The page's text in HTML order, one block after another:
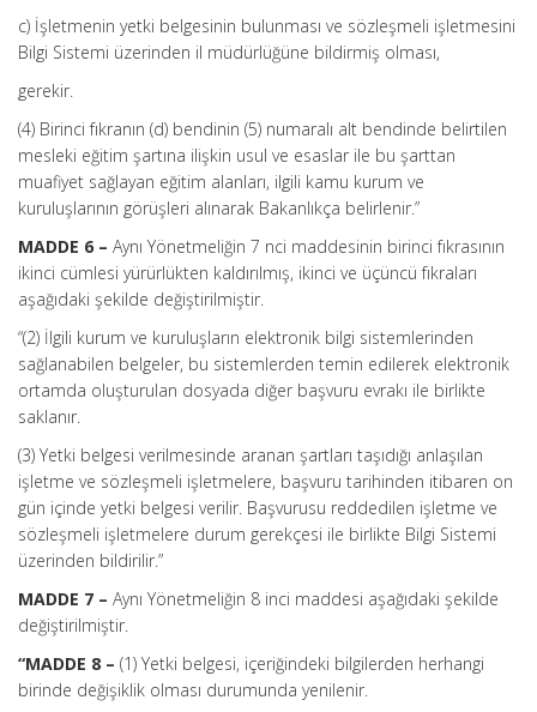
c) İşletmenin yetki belgesinin bulunması ve sözleşmeli işletmesini
Bilgi Sistemi üzerinden il müdürlüğüne bildirmiş olması,
gerekir.
(4) Birinci fıkranın (d) bendinin (5) numaralı alt bendinde belirtilen
mesleki eğitim şartına ilişkin usul ve esaslar ile bu şarttan
muafiyet sağlayan eğitim alanları, ilgili kamu kurum ve
kuruluşlarının görüşleri alınarak Bakanlıkça belirlenir.”
MADDE 6 – Aynı Yönetmeliğin 7 nci maddesinin birinci fıkrasının
ikinci cümlesi yürürlükten kaldırılmış, ikinci ve üçüncü fıkraları
aşağıdaki şekilde değiştirilmiştir.
“(2) İlgili kurum ve kuruluşların elektronik bilgi sistemlerinden
sağlanabilen belgeler, bu sistemlerden temin edilerek elektronik
ortamda oluşturulan dosyada diğer başvuru evrakı ile birlikte
saklanır.
(3) Yetki belgesi verilmesinde aranan şartları taşıdığı anlaşılan
işletme ve sözleşmeli işletmelere, başvuru tarihinden itibaren on
gün içinde yetki belgesi verilir. Başvurusu reddedilen işletme ve
sözleşmeli işletmelere durum gerekçesi ile birlikte Bilgi Sistemi
üzerinden bildirilir.”
MADDE 7 – Aynı Yönetmeliğin 8 inci maddesi aşağıdaki şekilde
değiştirilmiştir.
“MADDE 8 – (1) Yetki belgesi, içeriğindeki bilgilerden herhangi
birinde değişiklik olması durumunda yenilenir.